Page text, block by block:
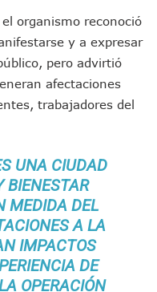
A Derechos De Víctima De
Tras Reporte De Posible
De La Principal Avenida
No Detienen El Transporte Público
Especialistas Para Analizar La
Asamblea Informativa En La
Este Verano Puede Costar Hasta
Por Cocodrilos En Playas De
Al Diputado Federal Bruno
A Juan Carlos Castro
Periodista Francisco Alejandro
Armados En Bucerías;
Transparencia Sobre Nuevo
organismo reconoció
y a expresar
pero advirtió
afectaciones
trabajadores del
UNA CIUDAD
BIENESTAR
MEDIDA DEL
A LA
IMPACTOS
DE
OPERACIÓN